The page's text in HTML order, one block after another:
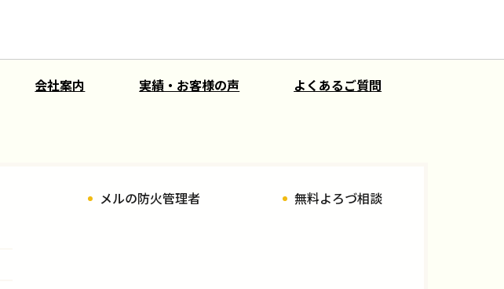
会社案内 実績・お客様の声 よくあるご質問
メルの防火管理者 無料よろづ相談